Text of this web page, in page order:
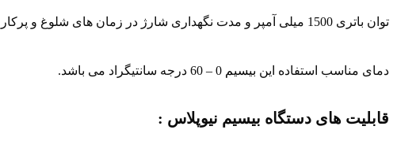
توان باتری 1500 میلی آمپر و مدت نگهداری شارژ در زمان های شلوغ و پرکار 6 ساعت و در شرایط کم کارکرد تا 24 ساعت است.
دمای مناسب استفاده این بیسیم
قابلیت های دستگاه بیسیم نیوپلاس :